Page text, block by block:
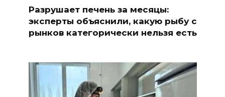
Разрушает печень за месяцы:
эксперты объяснили, какую рыбу с
рынков категорически нельзя есть